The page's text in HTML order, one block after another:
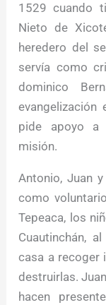
1529 cuando
Nieto de
heredero del
servía como
dominico
evangelización
pide apoyo a
misión.
Antonio, Juan
como
Tepeaca, los
Cuautinchán,
casa a recoger
destruirlas.
hacen